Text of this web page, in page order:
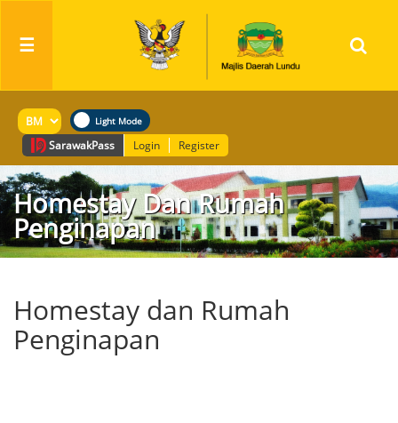
☰
SarawakPass Login Register
Homestay Dan Rumah
Penginapan
Homestay dan Rumah
Penginapan